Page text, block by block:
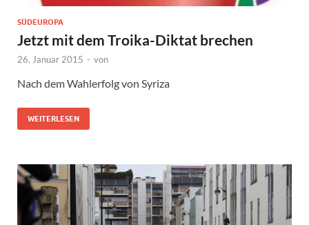
SÜDEUROPA
Jetzt mit dem Troika-Diktat brechen
26. Januar 2015 - von
Nach dem Wahlerfolg von Syriza
WEITERLESEN